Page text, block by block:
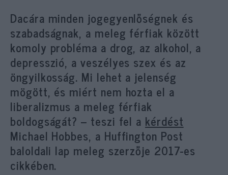
Dacára minden jogegyenlőségnek és
szabadságnak, a meleg férfiak között
komoly probléma a drog, az alkohol, a
depresszió, a veszélyes szex és az
öngyilkosság. Mi lehet a jelenség
mögött, és miért nem hozta el a
liberalizmus a meleg férfiak
boldogságát? – teszi fel a kérdést
Michael Hobbes, a Huffington Post
baloldali lap meleg szerzője 2017-es
cikkében.